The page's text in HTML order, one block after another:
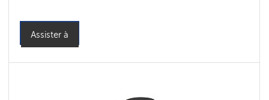
Assister à